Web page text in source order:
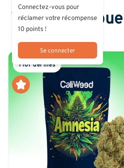
También le
Flor del mes
Connectez-vous pour
réclamer votre récompense
10 points !
Se connecter